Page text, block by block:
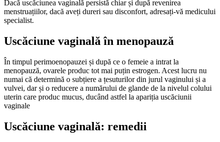
Dacă uscăciunea vaginală persistă chiar și după revenirea
menstruațiilor, dacă aveți dureri sau disconfort, adresați-vă medicului
specialist.
Uscăciune vaginală în menopauză
În timpul perimoenopauzei și după ce o femeie a intrat la
menopauză, ovarele produc tot mai puțin estrogen. Acest lucru nu
numai că determină o subțiere a țesuturilor din jurul vaginului și a
vulvei, dar și o reducere a numărului de glande de la nivelul colului
uterin care produc mucus, ducând astfel la apariția uscăciunii
vaginale
Uscăciune vaginală: remedii